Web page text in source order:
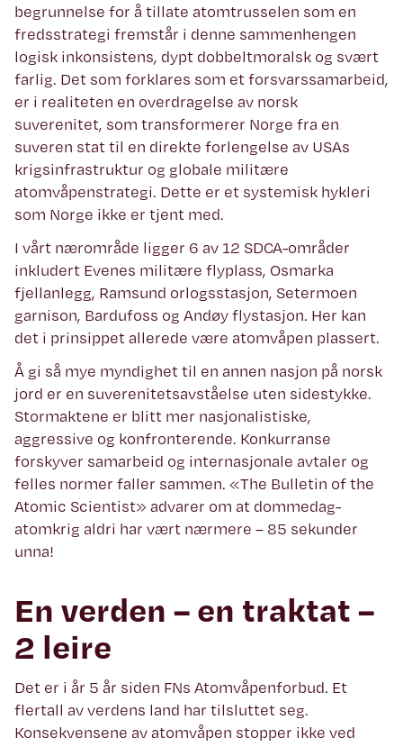
begrunnelse for å tillate atomtrusselen som en
fredsstrategi fremstår i denne sammenhengen
logisk inkonsistens, dypt dobbeltmoralsk og svært
farlig. Det som forklares som et forsvarssamarbeid,
er i realiteten en overdragelse av norsk
suverenitet, som transformerer Norge fra en
suveren stat til en direkte forlengelse av USAs
krigsinfrastruktur og globale militære
atomvåpenstrategi. Dette er et systemisk hykleri
som Norge ikke er tjent med.
I vårt nærområde ligger 6 av 12 SDCA-områder
inkludert Evenes militære flyplass, Osmarka
fjellanlegg, Ramsund orlogsstasjon, Setermoen
garnison, Bardufoss og Andøy flystasjon. Her kan
det i prinsippet allerede være atomvåpen plassert.
Å gi så mye myndighet til en annen nasjon på norsk
jord er en suverenitetsavståelse uten sidestykke.
Stormaktene er blitt mer nasjonalistiske,
aggressive og konfronterende. Konkurranse
forskyver samarbeid og internasjonale avtaler og
felles normer faller sammen. «The Bulletin of the
Atomic Scientist» advarer om at dommedag-
atomkrig aldri har vært nærmere – 85 sekunder
unna!
En verden – en traktat –
2 leire
Det er i år 5 år siden FNs Atomvåpenforbud. Et
flertall av verdens land har tilsluttet seg.
Konsekvensene av atomvåpen stopper ikke ved